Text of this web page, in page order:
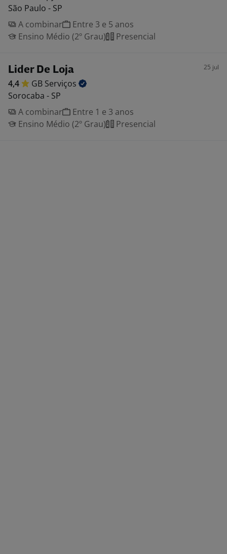
São Paulo - SP
A combinar
Entre 3 e 5 anos
Ensino Médio (2º Grau)
Presencial
Lider De Loja 25 jul
4,4 GB Serviços
Sorocaba - SP
A combinar
Entre 1 e 3 anos
Ensino Médio (2º Grau)
Presencial